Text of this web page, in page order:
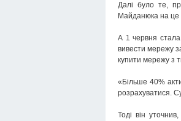
Далі було те,
Майданюка на це
А 1 червня стала
вивести мережу
купити мережу з
«Більше 40%
розрахуватися.
Тоді він